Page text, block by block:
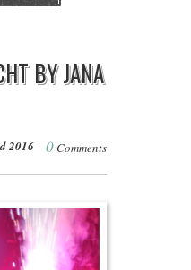
BY JANA
2016 0 Comments